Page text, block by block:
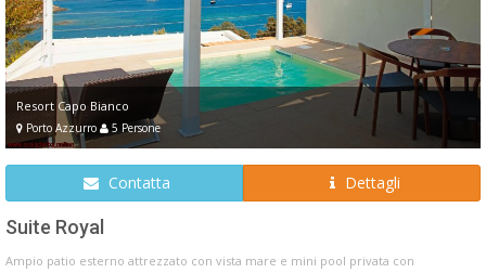
Resort Capo Bianco
Porto Azzurro 5 Persone
Contatta Dettagli
Suite Royal
Ampio patio esterno attrezzato con vista mare e mini pool privata con